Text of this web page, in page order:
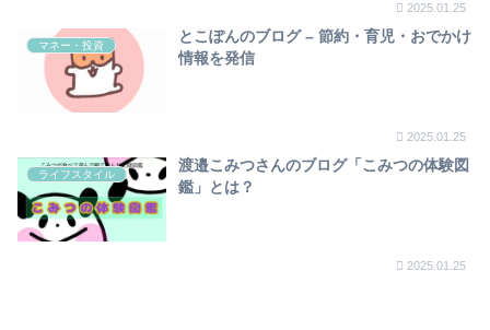
2025.01.25
マネー・投資
とこぽんのブログ – 節約・育児・おでかけ
情報を発信
2025.01.25
ライフスタイル
渡邉こみつさんのブログ「こみつの体験図
鑑」とは？
2025.01.25